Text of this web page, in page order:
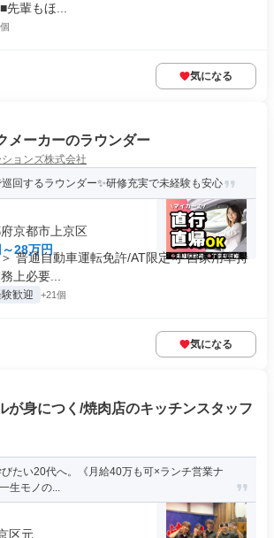
輩もほ...
気になる
メーカーのラウンダー
ョンズ株式会社
回するラウンダー✨️研修充実で未経験も安心
京都市上京区
28万円
普通自動車運転免許/AT限定可 自家用車持
上必要...
歓迎 +21個
気になる
が身につく/焼肉店のキッチンスタッフ
たい20代へ。《月給40万も可×ランチ営業ナ
生モノの...
区元